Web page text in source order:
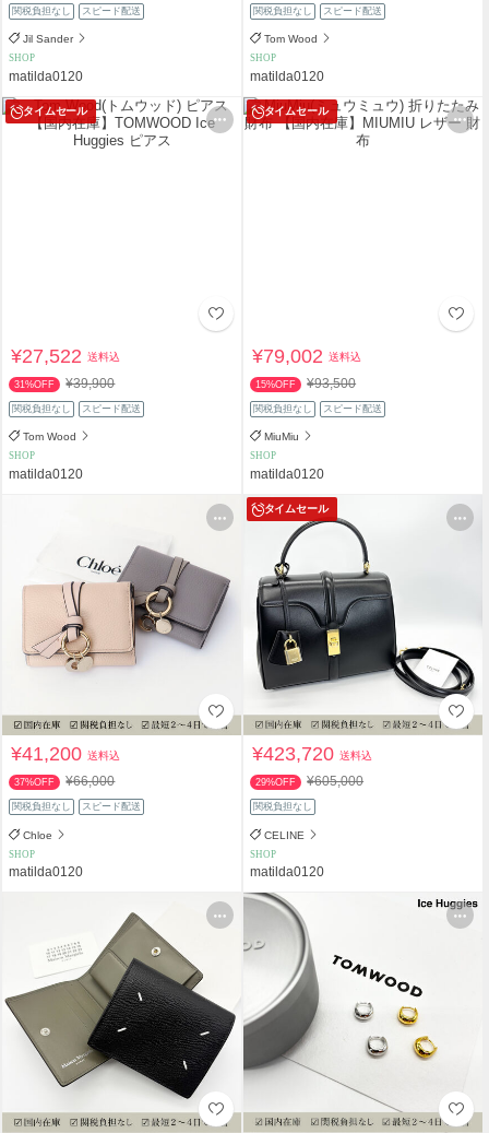
関税負担なし スピード配送
Jil Sander
SHOP
matilda0120
関税負担なし スピード配送
Tom Wood
SHOP
matilda0120
タイムセール
¥27,522送料込
31%OFF ¥39,900
関税負担なし スピード配送
Tom Wood
SHOP
matilda0120
タイムセール
¥79,002送料込
15%OFF ¥93,500
関税負担なし スピード配送
MiuMiu
SHOP
matilda0120
¥41,200送料込
37%OFF ¥66,000
関税負担なし スピード配送
Chloe
SHOP
matilda0120
タイムセール
¥423,720送料込
29%OFF ¥605,000
関税負担なし
CELINE
SHOP
matilda0120